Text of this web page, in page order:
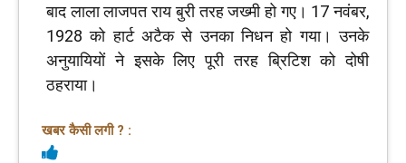
बाद लाला लाजपत राय बुरी तरह जख्मी हो गए। 17 नवंबर,
1928 को हार्ट अटैक से उनका निधन हो गया। उनके
अनुयायियों ने इसके लिए पूरी तरह ब्रिटिश को दोषी
ठहराया।
खबर कैसी लगी ? :